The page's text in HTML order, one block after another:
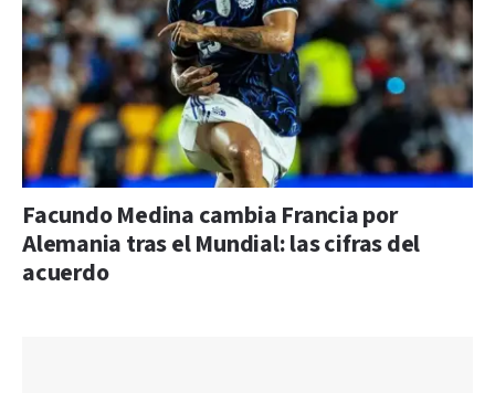
Facundo Medina cambia Francia por
Alemania tras el Mundial: las cifras del
acuerdo